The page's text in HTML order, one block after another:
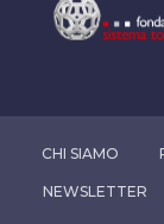
CHI SIAMO
NEWSLETTER